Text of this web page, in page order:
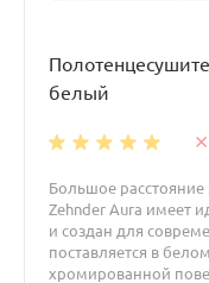
белый
Большое
Zehnder Aura имеет
и создан для
поставляется в
хромированной